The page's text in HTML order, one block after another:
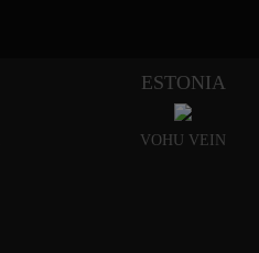
ESTONIA
VOHU VEIN